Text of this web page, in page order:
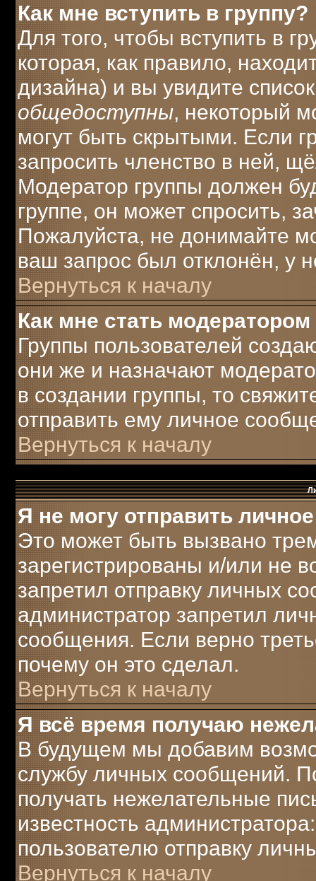
Как мне вступить в группу?
Для того, чтобы вступить в
которая, как правило,
дизайна) и вы увидите
общедоступны, некоторый
могут быть скрытыми. Если
запросить членство в ней,
Модератор группы должен
группе, он может спросить,
Пожалуйста, не донимайте
ваш запрос был отклонён, у
Вернуться к началу
Как мне стать
Группы пользователей
они же и назначают
в создании группы, то
отправить ему личное
Вернуться к началу
Я не могу отправить
Это может быть вызвано
зарегистрированы и/или не
запретил отправку личных
администратор запретил
сообщения. Если верно
почему он это сделал.
Вернуться к началу
Я всё время получаю
В будущем мы добавим
службу личных сообщений.
получать нежелательные
известность
пользователю отправку
Вернуться к началу